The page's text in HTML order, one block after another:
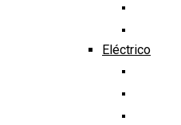
Eléctrico